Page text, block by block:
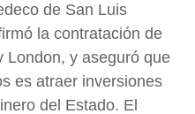
de San Luis
la contratación de
London, y aseguró que
es atraer inversiones
del Estado. El